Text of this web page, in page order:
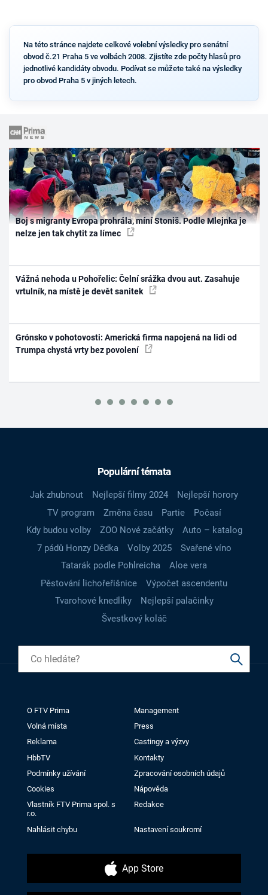
Na této stránce najdete celkové volební výsledky pro senátní
obvod č.21 Praha 5 ve volbách 2008. Zjistíte zde počty hlasů pro
jednotlivé kandidáty obvodu. Podívat se můžete také na výsledky
pro obvod Praha 5 v jiných letech.
Boj s migranty Evropa prohrála, míní Stoniš. Podle Mlejnka je
nelze jen tak chytit za límec
Vážná nehoda u Pohořelic: Čelní srážka dvou aut. Zasahuje
vrtulník, na místě je devět sanitek
Grónsko v pohotovosti: Americká firma napojená na lidi od
Trumpa chystá vrty bez povolení
Populární témata
Jak zhubnout Nejlepší filmy 2024
Nejlepší horory
TV program
Změna času Partie
Počasí
Kdy budou volby
ZOO Nové začátky
Auto – katalog
7 pádů Honzy Dědka
Volby 2025
Svařené víno
Tatarák podle Pohlreicha
Aloe vera
Pěstování lichořeřišnice
Výpočet ascendentu
Tvarohové knedlíky
Nejlepší palačinky
Švestkový koláč
O FTV Prima
Management
Volná místa
Press
Reklama
Castingy a výzvy
HbbTV
Kontakty
Podmínky užívání
Zpracování osobních údajů
Cookies
Nápověda
Vlastník FTV Prima spol. s
r.o.
Redakce
Nahlásit chybu Nastavení soukromí
App Store